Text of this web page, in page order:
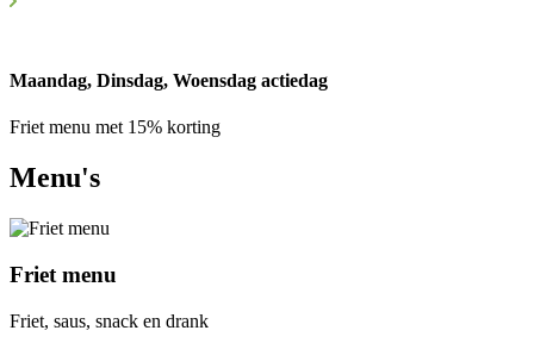
Maandag, Dinsdag, Woensdag actiedag
Friet menu met 15% korting
Menu's
Friet menu
Friet, saus, snack en drank